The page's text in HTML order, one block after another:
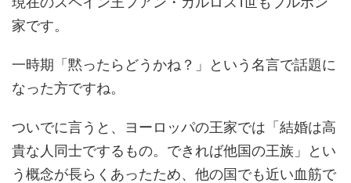
家です。
一時期「黙ったらどうかね？」という名言で話題に
なった方ですね。
ついでに言うと、ヨーロッパの王家では「結婚は高
貴な人同士でするもの。できれば他国の王族」とい
う概念が長らくあったため、他の国でも近い血筋で